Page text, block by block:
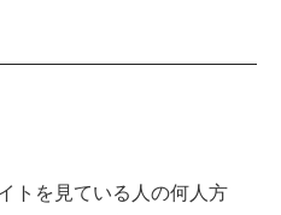
トを見ている人の何人方